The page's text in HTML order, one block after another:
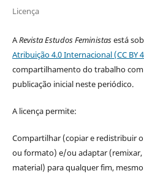
Licença
ARevista Estudos Feministasestá
Atribuição 4.0 Internacional (CC BY
compartilhamento do trabalho
publicação inicial neste periódico.
A licença permite:
Compartilhar (copiar e redistribuir
ou formato) e/ou adaptar
material) para qualquer fim,